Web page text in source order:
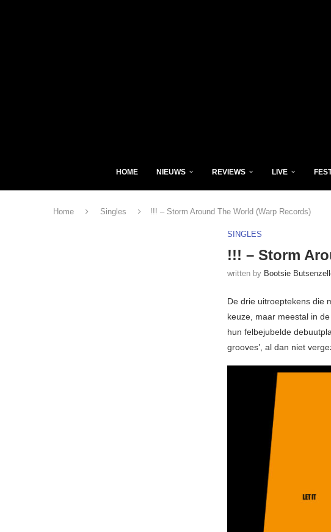
HOME NIEUWS REVIEWS LIVE
Home Singles !!! – Storm Around The World (Warp Records)
SINGLES
!!! – Storm
written by Bootsie
De drie uitroeptekens die
keuze, maar meestal in
hun felbejubelde
grooves’, al dan niet